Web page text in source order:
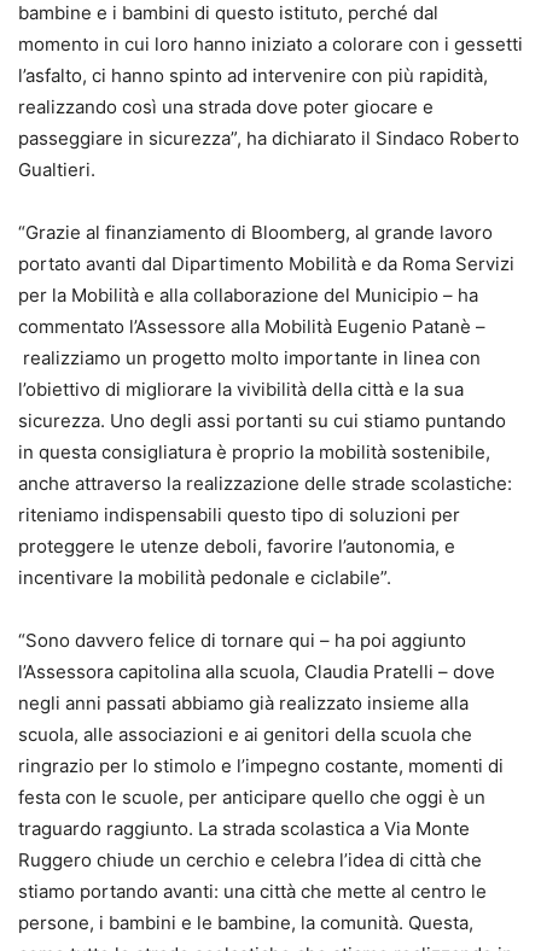
bambine e i bambini di questo istituto, perché dal
momento in cui loro hanno iniziato a colorare con i gessetti
l’asfalto, ci hanno spinto ad intervenire con più rapidità,
realizzando così una strada dove poter giocare e
passeggiare in sicurezza”, ha dichiarato il Sindaco Roberto
Gualtieri.
“Grazie al finanziamento di Bloomberg, al grande lavoro
portato avanti dal Dipartimento Mobilità e da Roma Servizi
per la Mobilità e alla collaborazione del Municipio – ha
commentato l’Assessore alla Mobilità Eugenio Patanè –
realizziamo un progetto molto importante in linea con
l’obiettivo di migliorare la vivibilità della città e la sua
sicurezza. Uno degli assi portanti su cui stiamo puntando
in questa consigliatura è proprio la mobilità sostenibile,
anche attraverso la realizzazione delle strade scolastiche:
riteniamo indispensabili questo tipo di soluzioni per
proteggere le utenze deboli, favorire l’autonomia, e
incentivare la mobilità pedonale e ciclabile”.
“Sono davvero felice di tornare qui – ha poi aggiunto
l’Assessora capitolina alla scuola, Claudia Pratelli – dove
negli anni passati abbiamo già realizzato insieme alla
scuola, alle associazioni e ai genitori della scuola che
ringrazio per lo stimolo e l’impegno costante, momenti di
festa con le scuole, per anticipare quello che oggi è un
traguardo raggiunto. La strada scolastica a Via Monte
Ruggero chiude un cerchio e celebra l’idea di città che
stiamo portando avanti: una città che mette al centro le
persone, i bambini e le bambine, la comunità. Questa,